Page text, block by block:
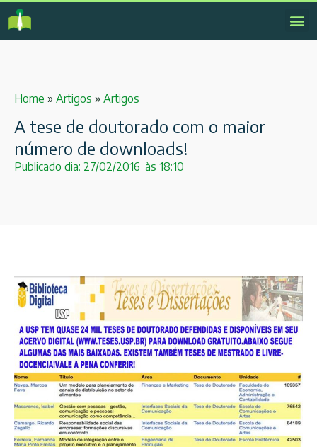
Home » Artigos » Artigos
A tese de doutorado com o maior
número de downloads!
Publicado dia: 27/02/2016 às 18:10